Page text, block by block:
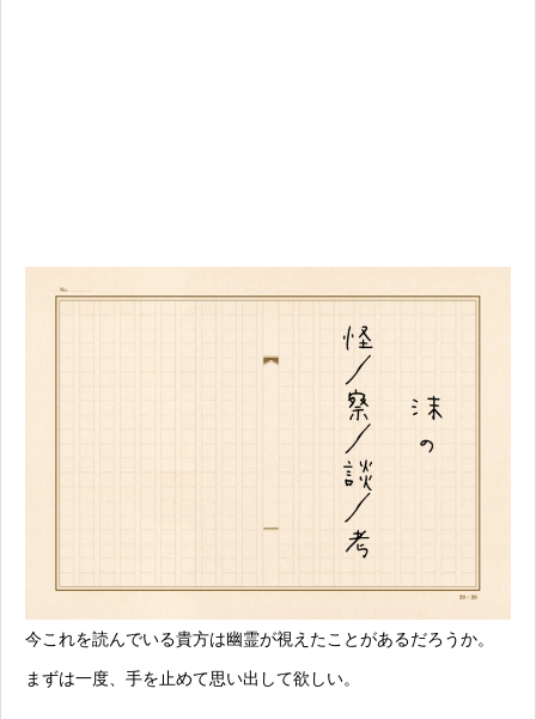
今これを読んでいる貴方は幽霊が視えたことがあるだろうか。
まずは一度、手を止めて思い出して欲しい。